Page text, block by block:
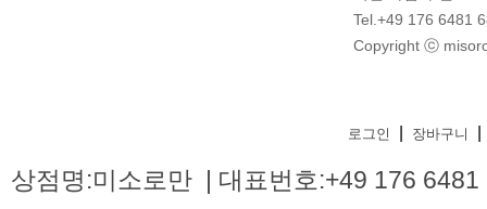
Tel.+49 176 6481
Copyright ⓒ
로그인 장바구니
상점명:미소로만 | 대표번호:+49 176 6481